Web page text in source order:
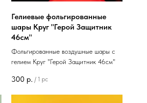
Гелиевые фольгированные
шары Круг "Герой Защитник
46см"
Фольгированные воздушные шары с
гелием Круг "Герой Защитник 46см"
300 р. / 1 pc